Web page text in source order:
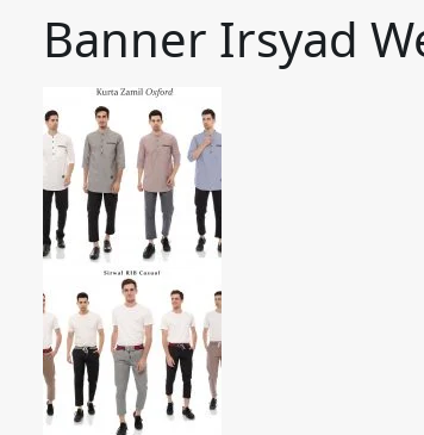
Banner Irsyad